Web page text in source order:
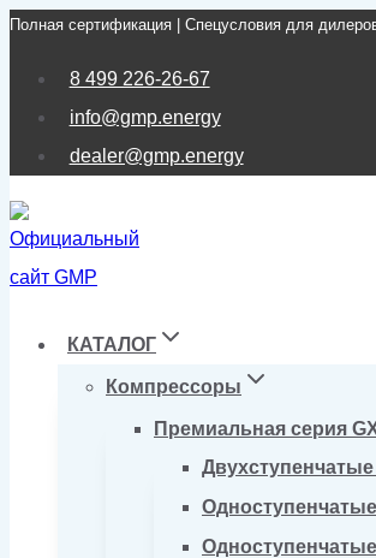
Перейти
Полная сертификация | Спецусловия для
8 499 226-26-67
info@gmp.energy
dealer@gmp.energy
КАТАЛОГ
Компрессоры
Премиальная серия
Двухступенчатые